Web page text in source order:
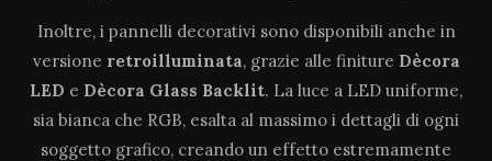
Inoltre, i pannelli decorativi sono disponibili anche in
versione retroilluminata, grazie alle finiture Dècora
LED e Dècora Glass Backlit. La luce a LED uniforme,
sia bianca che RGB, esalta al massimo i dettagli di ogni
soggetto grafico, creando un effetto estremamente